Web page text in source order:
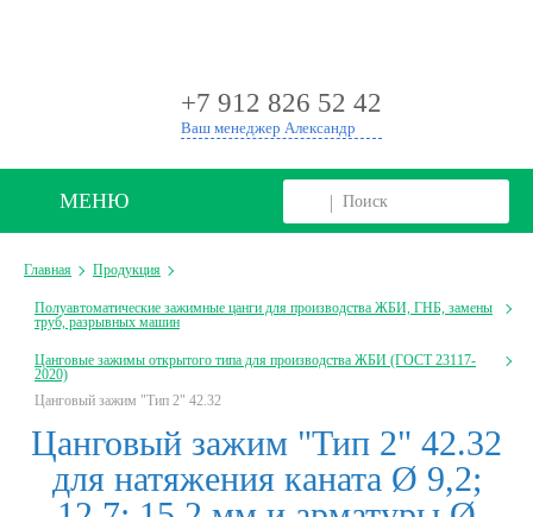
+7 912 826 52 42
Ваш менеджер Александр
МЕНЮ
Главная Продукция
Полуавтоматические зажимные цанги для производства ЖБИ, ГНБ, замены
труб, разрывных машин
Цанговые зажимы открытого типа для производства ЖБИ (ГОСТ 23117-
2020)
Цанговый зажим "Тип 2" 42.32
Цанговый зажим "Тип 2" 42.32
для натяжения каната Ø 9,2;